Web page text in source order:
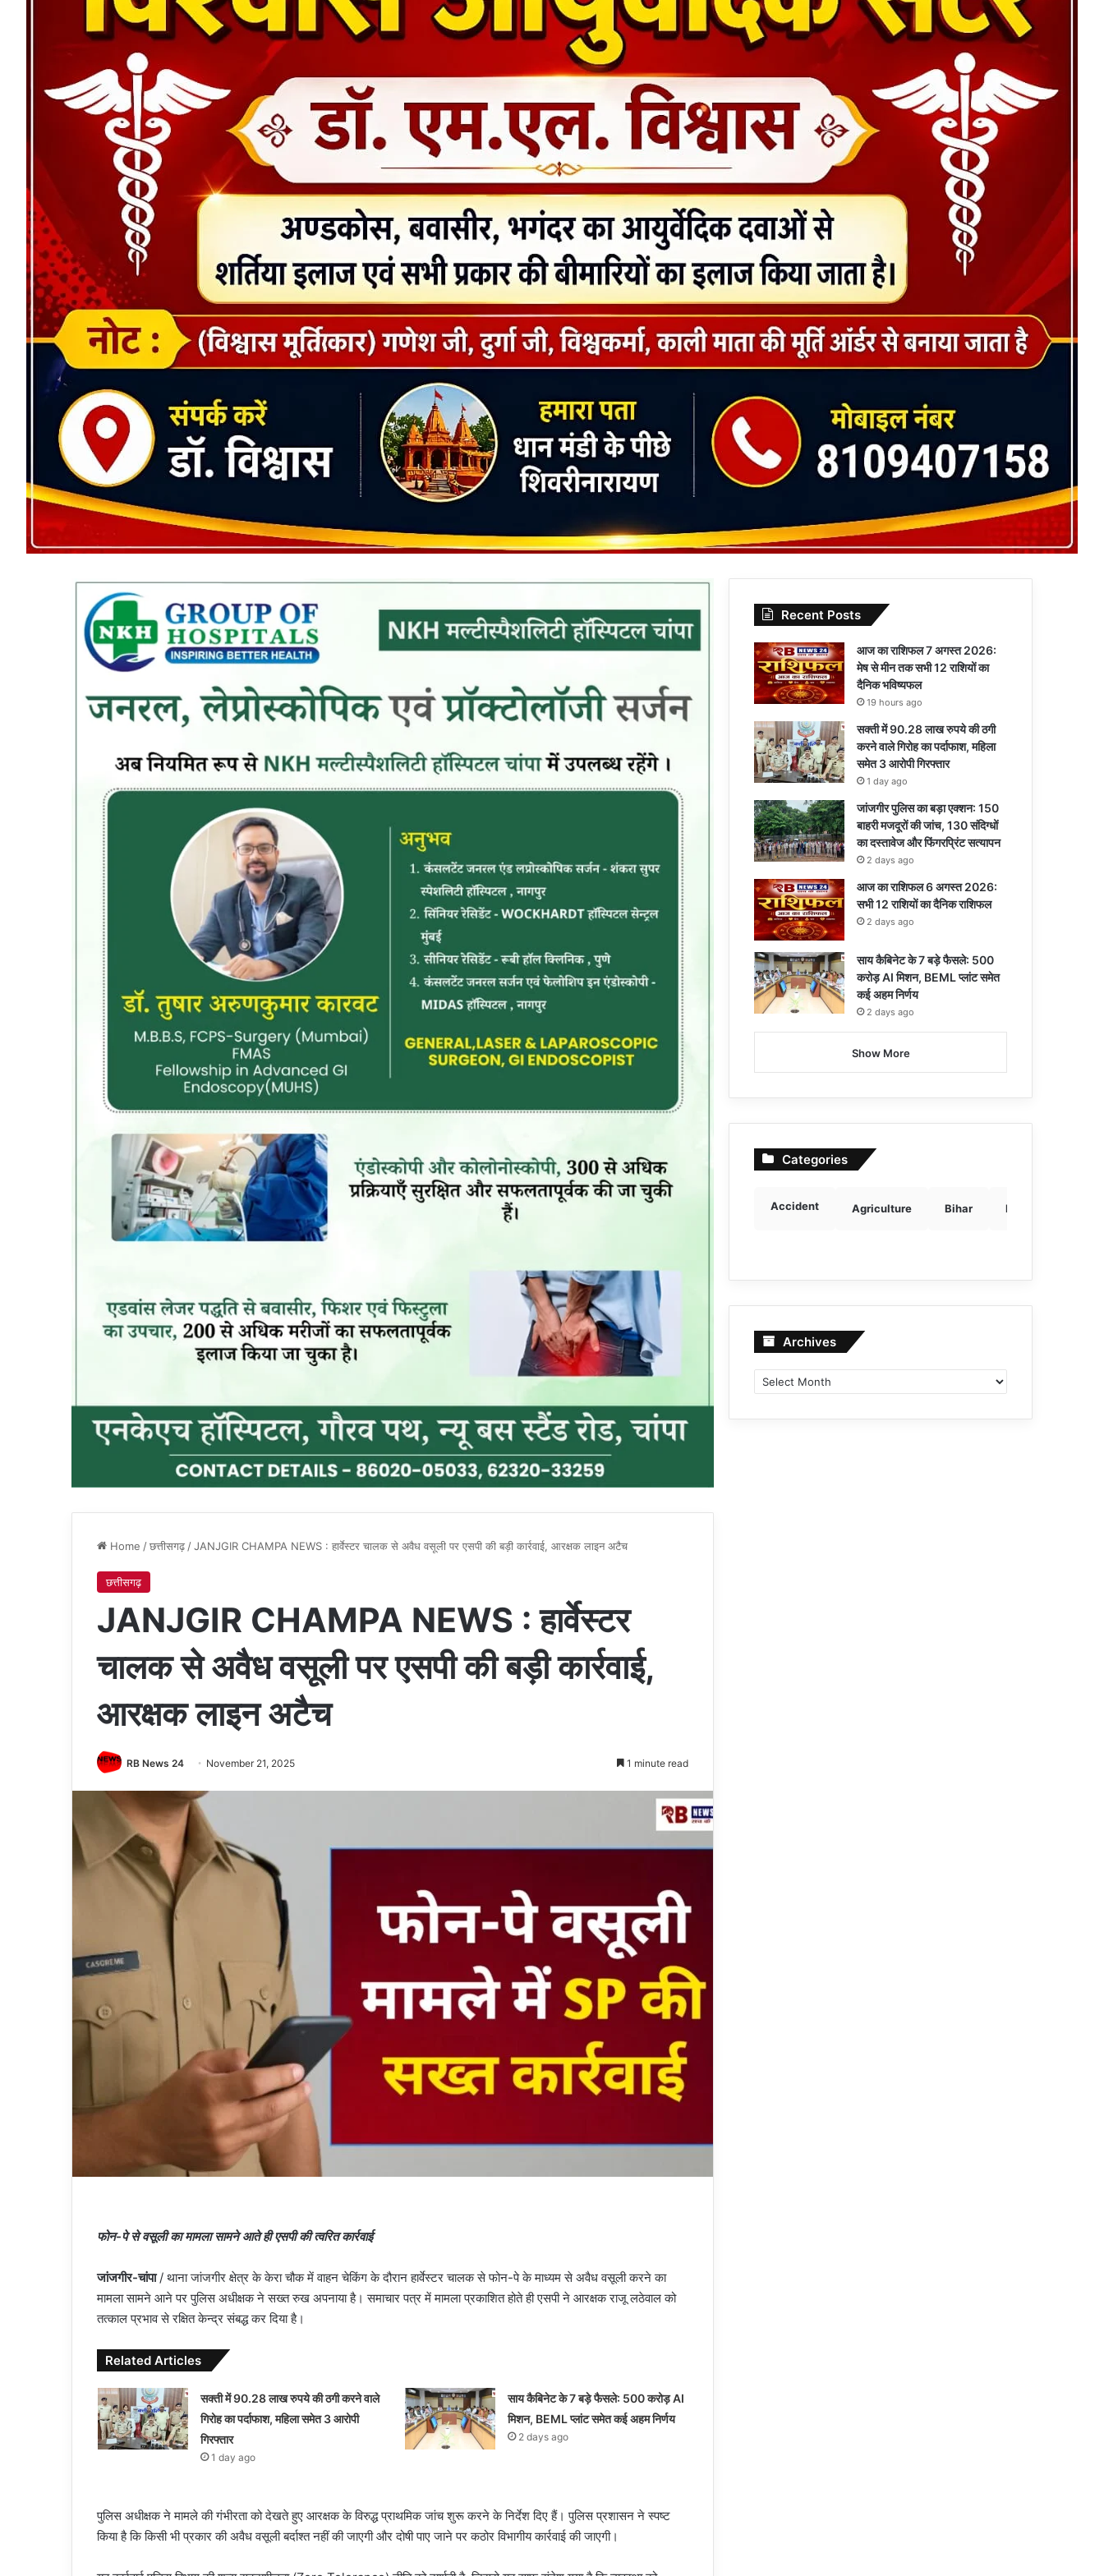
Home /छत्तीसगढ़ /JANJGIR CHAMPA NEWS : हार्वेस्टर चालक से अवैध वसूली पर एसपी की बड़ी कार्रवाई, आरक्षक लाइन अटैच
छत्तीसगढ़
JANJGIR CHAMPA NEWS : हार्वेस्टर
चालक से अवैध वसूली पर एसपी की बड़ी कार्रवाई,
आरक्षक लाइन अटैच
RB News 24 November 21, 2025 1 minute read
फोन-पे से वसूली का मामला सामने आते ही एसपी की त्वरित कार्रवाई
जांजगीर-चांपा/ थाना जांजगीर क्षेत्र के केरा चौक में वाहन चेकिंग के दौरान हार्वेस्टर चालक से फोन-पे के माध्यम से अवैध वसूली करने का
मामला सामने आने पर पुलिस अधीक्षक ने सख्त रुख अपनाया है। समाचार पत्र में मामला प्रकाशित होते ही एसपी ने आरक्षक राजू लठेवाल को
तत्काल प्रभाव से रक्षित केन्द्र संबद्ध कर दिया है।
Related Articles
सक्ती में 90.28 लाख रुपये की ठगी करने वाले
गिरोह का पर्दाफाश, महिला समेत 3 आरोपी
गिरफ्तार
1 day ago
साय कैबिनेट के 7 बड़े फैसले: 500 करोड़ AI
मिशन, BEML प्लांट समेत कई अहम निर्णय
2 days ago
पुलिस अधीक्षक ने मामले की गंभीरता को देखते हुए आरक्षक के विरुद्ध प्राथमिक जांच शुरू करने के निर्देश दिए हैं। पुलिस प्रशासन ने स्पष्ट
किया है कि किसी भी प्रकार की अवैध वसूली बर्दाश्त नहीं की जाएगी और दोषी पाए जाने पर कठोर विभागीय कार्रवाई की जाएगी।
Recent Posts
आज का राशिफल 7 अगस्त 2026:
मेष से मीन तक सभी 12 राशियों का
दैनिक भविष्यफल
19 hours ago
सक्ती में 90.28 लाख रुपये की ठगी
करने वाले गिरोह का पर्दाफाश, महिला
समेत 3 आरोपी गिरफ्तार
1 day ago
जांजगीर पुलिस का बड़ा एक्शन: 150
बाहरी मजदूरों की जांच, 130 संदिग्धों
का दस्तावेज और फिंगरप्रिंट सत्यापन
2 days ago
आज का राशिफल 6 अगस्त 2026:
सभी 12 राशियों का दैनिक राशिफल
2 days ago
साय कैबिनेट के 7 बड़े फैसले: 500
करोड़ AI मिशन, BEML प्लांट समेत
कई अहम निर्णय
2 days ago
Show More
Categories
Accident Agriculture Bihar Breaking news
Archives Archives